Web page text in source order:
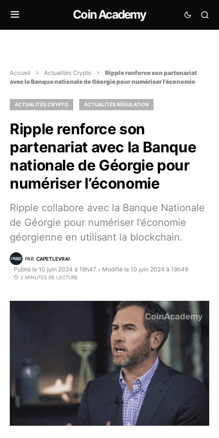
Coin Academy
Accueil Actualités Crypto
Ripple renforce son partenariat
avec la Banque nationale de Géorgie pour numériser l’économie
ACTUALITÉS CRYPTO ACTUALITÉS RÉGULATION
Ripple renforce son
partenariat avec la Banque
nationale de Géorgie pour
numériser l’économie
Ripple collabore avec la Banque Nationale
de Géorgie pour numériser l’économie
géorgienne en utilisant la blockchain.
PAR CAPETLEVRAI
Publié le 10 juin 2024 à 19h47 • Modifié le 10 juin 2024 à 19h49
2 MINUTES DE LECTURE